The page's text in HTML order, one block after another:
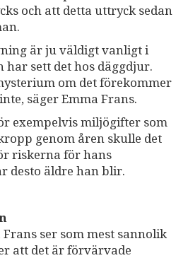
och att detta uttryck sedan
är ju väldigt vanligt i
sett det hos däggdjur.
om det förekommer
säger Emma Frans.
exempelvis miljögifter som
genom åren skulle det
riskerna för hans
desto äldre han blir.
ser som mest sannolik
att det är förvärvade